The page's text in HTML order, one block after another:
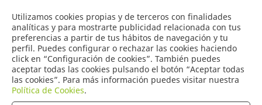
Utilizamos cookies propias y de terceros con finalidades
analíticas y para mostrarte publicidad relacionada con tus
preferencias a partir de tus hábitos de navegación y tu
perfil. Puedes configurar o rechazar las cookies haciendo
click en “Configuración de cookies”. También puedes
aceptar todas las cookies pulsando el botón “Aceptar todas
las cookies”. Para más información puedes visitar nuestra
Política de Cookies.
0
COMERCIO
DE TORRIJOS
Productos (4601)